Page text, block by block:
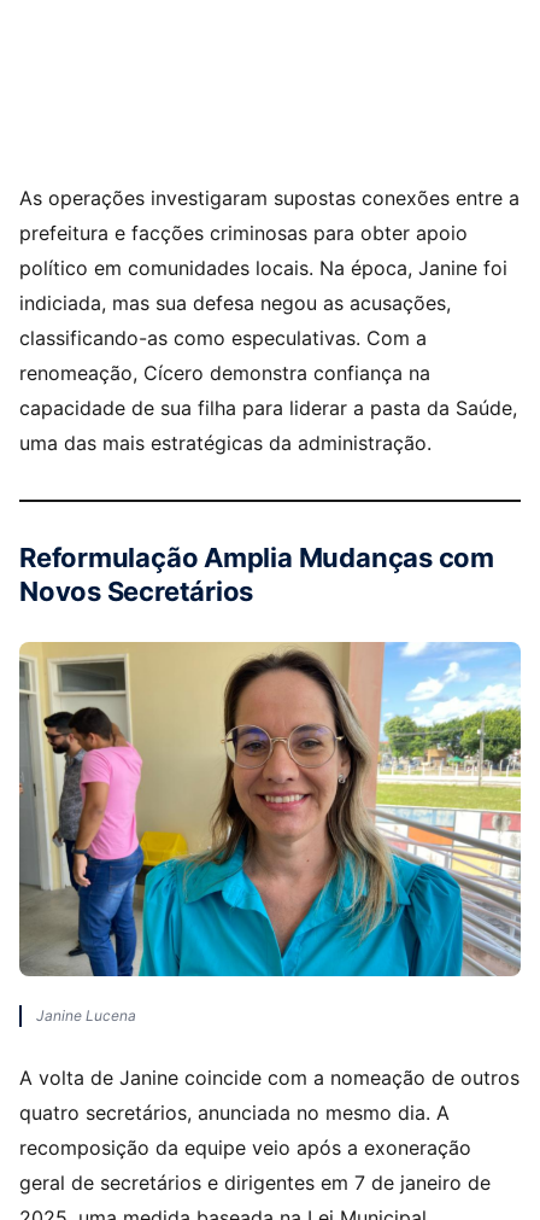
As operações investigaram supostas conexões entre a
prefeitura e facções criminosas para obter apoio
político em comunidades locais. Na época, Janine foi
indiciada, mas sua defesa negou as acusações,
classificando-as como especulativas. Com a
renomeação, Cícero demonstra confiança na
capacidade de sua filha para liderar a pasta da Saúde,
uma das mais estratégicas da administração.
Reformulação Amplia Mudanças com
Novos Secretários
Janine Lucena
A volta de Janine coincide com a nomeação de outros
quatro secretários, anunciada no mesmo dia. A
recomposição da equipe veio após a exoneração
geral de secretários e dirigentes em 7 de janeiro de